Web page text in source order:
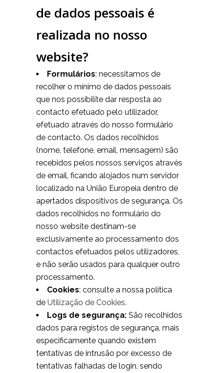
de dados pessoais é
realizada no nosso
website?
Formulários: necessitamos de
recolher o mínimo de dados pessoais
que nos possibilite dar resposta ao
contacto efetuado pelo utilizador,
efetuado através do nosso formulário
de contacto. Os dados recolhidos
(nome, telefone, email, mensagem) são
recebidos pelos nossos serviços através
de email, ficando alojados num servidor
localizado na União Europeia dentro de
apertados dispositivos de segurança. Os
dados recolhidos no formulário do
nosso website destinam-se
exclusivamente ao processamento dos
contactos efetuados pelos utilizadores,
e não serão usados para qualquer outro
processamento.
Cookies: consulte a nossa política
de Utilização de Cookies.
Logs de segurança: São recolhidos
dados para registos de segurança, mais
especificamente quando existem
tentativas de intrusão por excesso de
tentativas falhadas de login, sendo